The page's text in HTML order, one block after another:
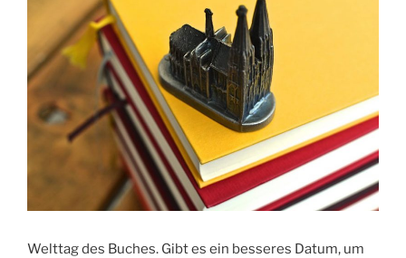
Welttag des Buches. Gibt es ein besseres Datum, um